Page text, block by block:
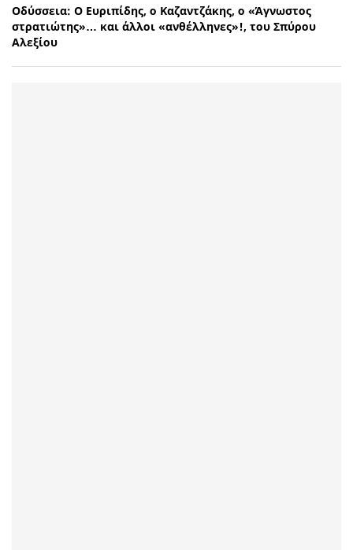
Οδύσσεια: Ο Ευριπίδης, ο Καζαντζάκης, ο «Άγνωστος
στρατιώτης»… και άλλοι «ανθέλληνες»!, του Σπύρου
Αλεξίου